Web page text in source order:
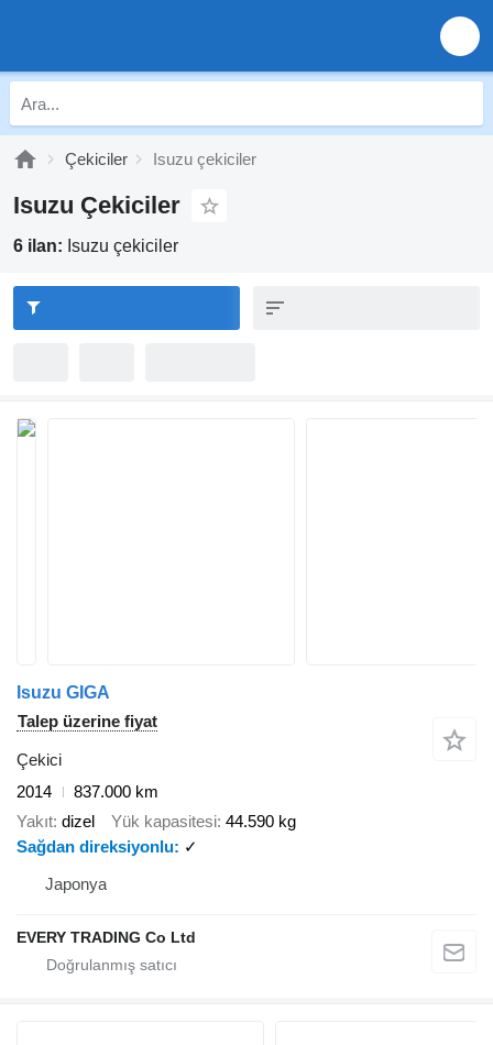
Çekiciler Isuzu çekiciler
Isuzu Çekiciler
6 ilan: Isuzu çekiciler
Isuzu GIGA
Talep üzerine fiyat
Çekici
2014
837.000 km
Yakıt dizel Yük kapasitesi 44.590 kg
Sağdan direksiyonlu
✓
Japonya
EVERY TRADING Co Ltd